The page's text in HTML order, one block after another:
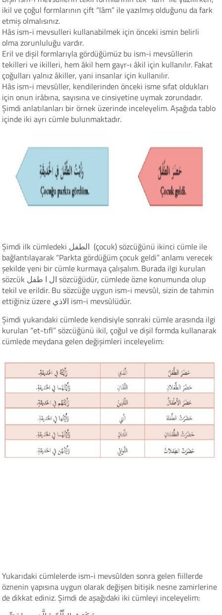
ikil ve çoğul formlarının çift “lâm” ile yazılmış olduğunu da fark
etmiş olmalısınız.
Hâs ism-i mevsulleri kullanabilmek için önceki ismin belirli
olma zorunluluğu vardır.
Eril ve dişil formlarıyla gördüğümüz bu ism-i mevsûllerin
tekilleri ve ikilleri, hem âkil hem gayr-ı âkil için kullanılır. Fakat
çoğulları yalnız âkiller, yani insanlar için kullanılır.
Hâs ism-i mevsûller, kendilerinden önceki isme sıfat oldukları
için onun irâbına, sayısına ve cinsiyetine uymak zorundadır.
Şimdi anlatılanları bir örnek üzerinde inceleyelim. Aşağıda tablo
içinde iki ayrı cümle bulunmaktadır.
Şimdi ilk cümledeki الطفل (çocuk) sözcüğünü ikinci cümle ile
bağlantılayarak “Parkta gördüğüm çocuk geldi” anlamı verecek
şekilde yeni bir cümle kurmaya çalışalım. Burada ilgi kurulan
sözcük ال ا طفل sözcüğüdür, cümlede özne konumunda olup
tekil ve erildir. Bu sözcüğe uygun ism-i mevsûl, sizin de tahmin
ettiğiniz üzere الاذي ism-i mevsûlüdür.
Şimdi yukarıdaki cümlede kendisiyle sonraki cümle arasında ilgi
kurulan “et-tıfl” sözcüğünü ikil, çoğul ve dişil formda kullanarak
cümlede meydana gelen değişimleri inceleyelim:
Yukarıdaki cümlelerde ism-i mevsûlden sonra gelen fiillerde
öznenin yapısına uygun olarak değişen bitişik nesne zamirlerine
de dikkat ediniz. Şimdi de aşağıdaki iki cümleyi inceleyelim: